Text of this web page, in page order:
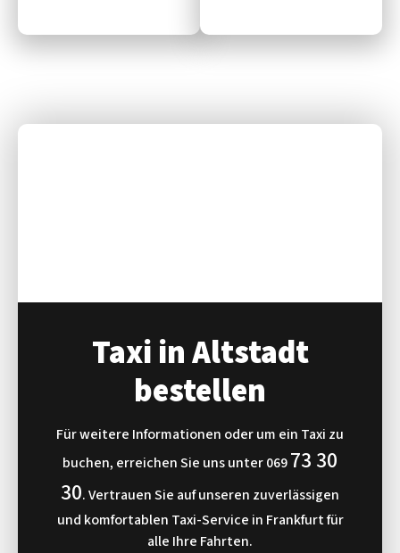
Taxi in Altstadt
bestellen
Für weitere Informationen oder um ein Taxi zu
buchen, erreichen Sie uns unter06973 30
30. Vertrauen Sie auf unseren zuverlässigen
und komfortablen Taxi-Service in Frankfurt für
alle Ihre Fahrten.